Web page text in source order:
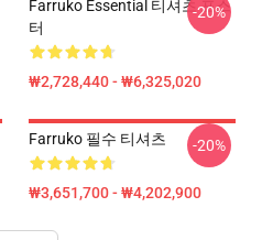
Farruko Essential 티셔츠 포스
터
₩2,728,440 - ₩6,325,020
-20%
Farruko 필수 티셔츠
₩3,651,700 - ₩4,202,900
-20%